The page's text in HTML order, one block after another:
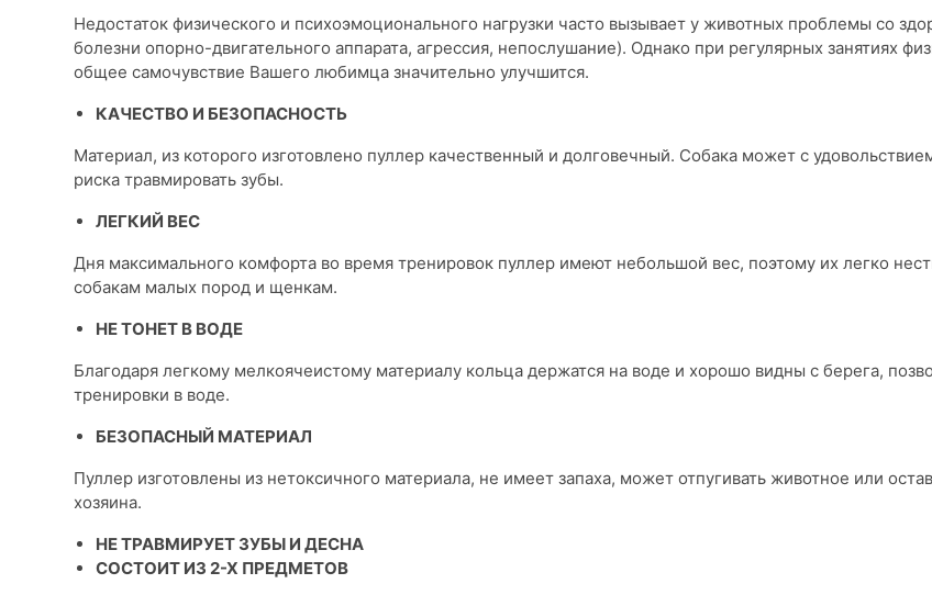
Недостаток физического и психоэмоционального нагрузки часто вызывает у животных проблемы со
болезни опорно-двигательного аппарата, агрессия, непослушание). Однако при регулярных занятиях
общее самочувствие Вашего любимца значительно улучшится.
КАЧЕСТВО И БЕЗОПАСНОСТЬ
Материал, из которого изготовлено пуллер качественный и долговечный. Собака может с
риска травмировать зубы.
ЛЕГКИЙ ВЕС
Дня максимального комфорта во время тренировок пуллер имеют небольшой вес, поэтому их легко
собакам малых пород и щенкам.
НЕ ТОНЕТ В ВОДЕ
Благодаря легкому мелкоячеистому материалу кольца держатся на воде и хорошо видны с берега,
тренировки в воде.
БЕЗОПАСНЫЙ МАТЕРИАЛ
Пуллер изготовлены из нетоксичного материала, не имеет запаха, может отпугивать животное или
хозяина.
НЕ ТРАВМИРУЕТ ЗУБЫ И ДЕСНА
СОСТОИТ ИЗ 2-Х ПРЕДМЕТОВ